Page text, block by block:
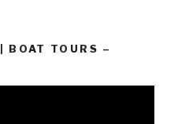
BOAT TOURS –